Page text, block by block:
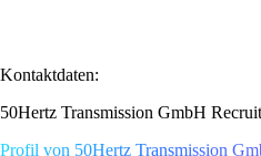
Kontaktdaten:
50Hertz Transmission GmbH
Profil von 50Hertz Transmission